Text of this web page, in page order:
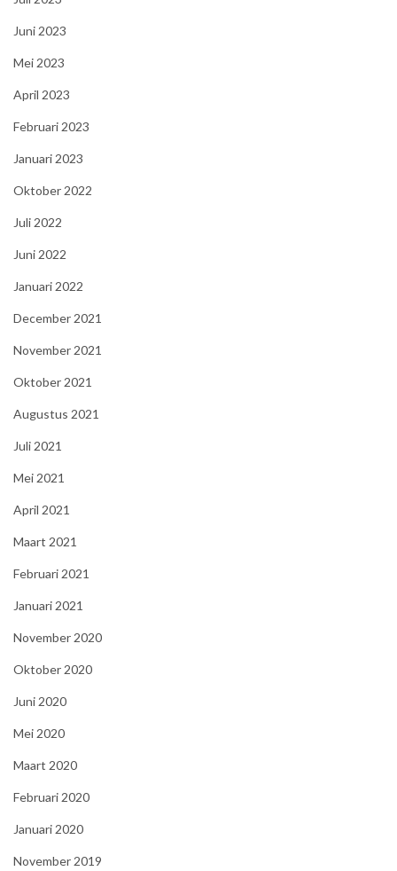
Juni 2023
Mei 2023
April 2023
Februari 2023
Januari 2023
Oktober 2022
Juli 2022
Juni 2022
Januari 2022
December 2021
November 2021
Oktober 2021
Augustus 2021
Juli 2021
Mei 2021
April 2021
Maart 2021
Februari 2021
Januari 2021
November 2020
Oktober 2020
Juni 2020
Mei 2020
Maart 2020
Februari 2020
Januari 2020
November 2019